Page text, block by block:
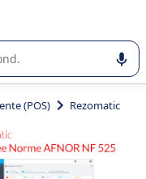
ou la sélection de
(POS) Rezomatic